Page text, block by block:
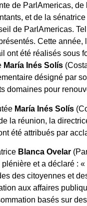
de ParlAmericas, de
et de la sénatrice
de ParlAmericas.
Cette
ont été réalisés sous
María Inés Solís
désigné par
domaines pour
María Inés Solís
la réunion, la
été attribués par
Blanca Ovelar
et a déclaré :
des citoyennes et
aux affaires
basés sur